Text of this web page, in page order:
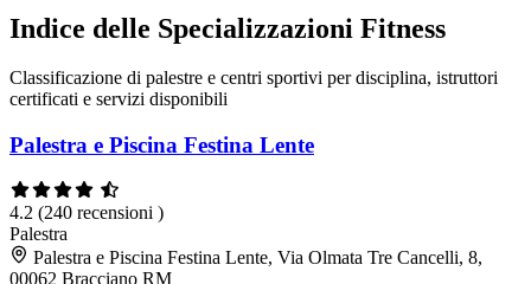
Indice delle Specializzazioni Fitness
Classificazione di palestre e centri sportivi per disciplina, istruttori
certificati e servizi disponibili
Palestra e Piscina Festina Lente
4.2 (240 recensioni )
Palestra
Palestra e Piscina Festina Lente, Via Olmata Tre Cancelli, 8,
00062 Bracciano RM